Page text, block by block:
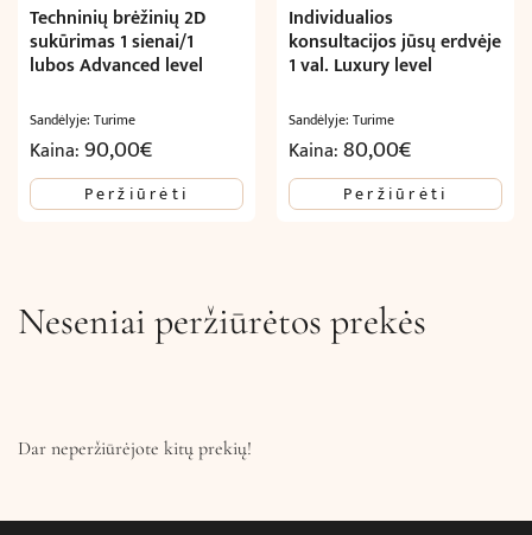
Techninių brėžinių 2D
sukūrimas 1 sienai/1
lubos Advanced level
Sandėlyje: Turime
Kaina:90,00€
Peržiūrėti
Individualios
konsultacijos jūsų erdvėje
1 val. Luxury level
Sandėlyje: Turime
Kaina:80,00€
Peržiūrėti
Neseniai peržiūrėtos prekės
Dar neperžiūrėjote kitų prekių!